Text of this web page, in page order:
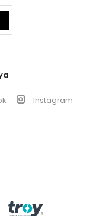
Instagram